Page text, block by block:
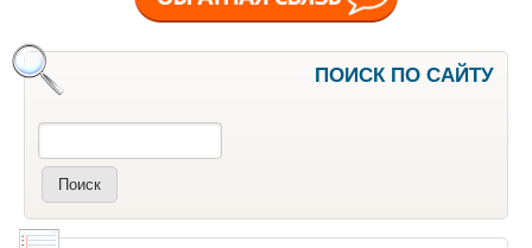
ПОИСК ПО САЙТУ
Поиск